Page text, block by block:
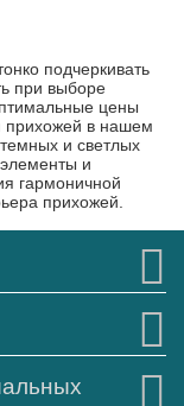
подчеркивать
при выборе
цены
прихожей в нашем
и светлых
и
гармоничной
прихожей.